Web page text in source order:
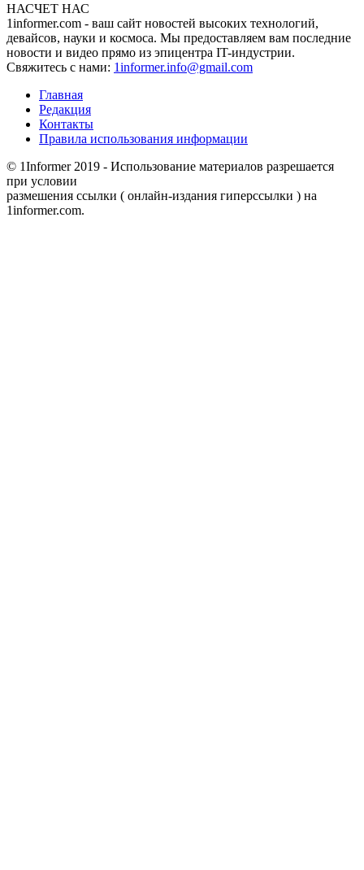
НАСЧЕТ НАС
1informer.com - ваш сайт новостей высоких технологий,
девайсов, науки и космоса. Мы предоставляем вам последние
новости и видео прямо из эпицентра IT-индустрии.
Свяжитесь с нами: 1informer.info@gmail.com
Главная
Редакция
Контакты
Правила использования информации
© 1Informer 2019 - Использование материалов разрешается
при условии
размешения ссылки ( онлайн-издания гиперссылки ) на
1informer.com.